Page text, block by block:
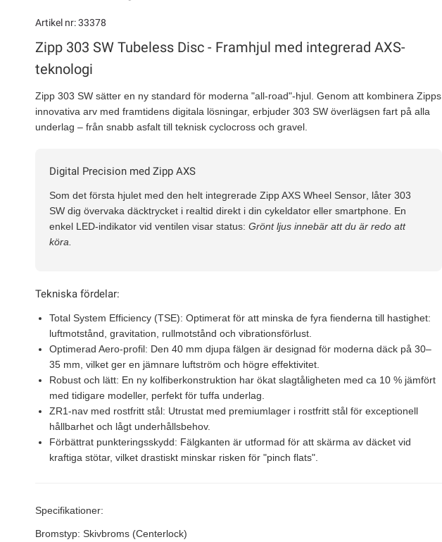
Artikel nr: 33378
Zipp 303 SW Tubeless Disc - Framhjul med integrerad AXS-
teknologi
Zipp 303 SW sätter en ny standard för moderna "all-road"-hjul. Genom att kombinera Zipps
innovativa arv med framtidens digitala lösningar, erbjuder 303 SW överlägsen fart på alla
underlag – från snabb asfalt till teknisk cyclocross och gravel.
Digital Precision med Zipp AXS
Som det första hjulet med den helt integrerade Zipp AXS Wheel Sensor , låter 303
SW dig övervaka däcktrycket i realtid direkt i din cykeldator eller smartphone. En
enkel LED-indikator vid ventilen visar status: Grönt ljus innebär att du är redo att
köra.
Tekniska fördelar:
Total System Efficiency (TSE): Optimerat för att minska de fyra fienderna till hastighet:
luftmotstånd, gravitation, rullmotstånd och vibrationsförlust.
Optimerad Aero-profil: Den 40 mm djupa fälgen är designad för moderna däck på 30–
35 mm, vilket ger en jämnare luftström och högre effektivitet.
Robust och lätt: En ny kolfiberkonstruktion har ökat slagtåligheten med ca 10 % jämfört
med tidigare modeller, perfekt för tuffa underlag.
ZR1-nav med rostfritt stål: Utrustat med premiumlager i rostfritt stål för exceptionell
hållbarhet och lågt underhållsbehov.
Förbättrat punkteringsskydd: Fälgkanten är utformad för att skärma av däcket vid
kraftiga stötar, vilket drastiskt minskar risken för "pinch flats".
Specifikationer:
Bromstyp: Skivbroms (Centerlock)